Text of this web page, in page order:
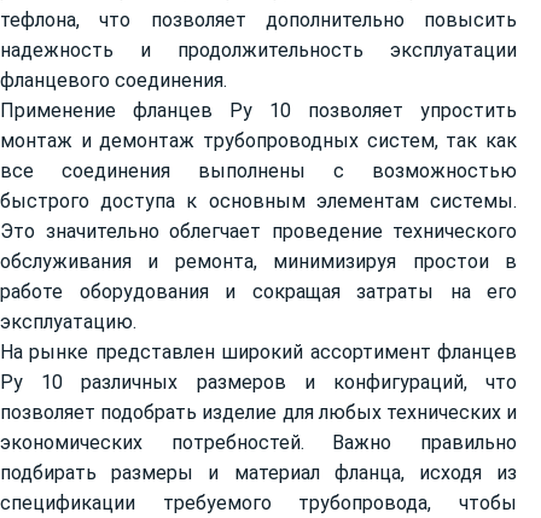
тефлона, что позволяет дополнительно повысить
надежность и продолжительность эксплуатации
фланцевого соединения.
Применение фланцев Ру 10 позволяет упростить
монтаж и демонтаж трубопроводных систем, так как
все соединения выполнены с возможностью
быстрого доступа к основным элементам системы.
Это значительно облегчает проведение технического
обслуживания и ремонта, минимизируя простои в
работе оборудования и сокращая затраты на его
эксплуатацию.
На рынке представлен широкий ассортимент фланцев
Ру 10 различных размеров и конфигураций, что
позволяет подобрать изделие для любых технических и
экономических потребностей. Важно правильно
подбирать размеры и материал фланца, исходя из
спецификации требуемого трубопровода, чтобы